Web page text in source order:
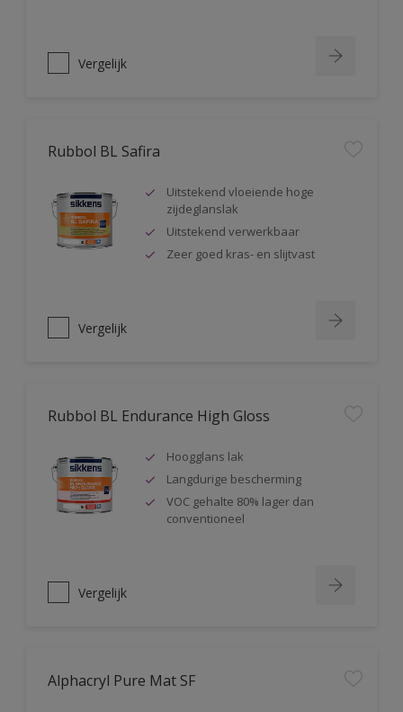
Vergelijk
Rubbol BL Safira
Uitstekend vloeiende hoge
zijdeglanslak
Uitstekend verwerkbaar
Zeer goed kras- en slijtvast
Vergelijk
Rubbol BL Endurance High Gloss
Hoogglans lak
Langdurige bescherming
VOC gehalte 80% lager dan
conventioneel
Vergelijk
Alphacryl Pure Mat SF